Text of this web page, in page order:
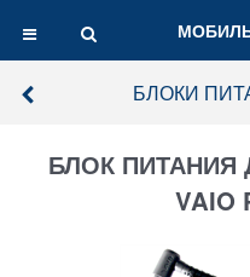
БЛОКИ
БЛОК ПИТАНИЯ
VAIO